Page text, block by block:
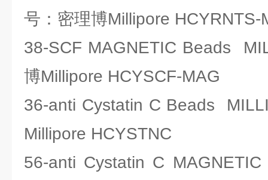
号：密理博Millipore HCYRNTS-
38-SCF MAGNETIC Beads
博Millipore HCYSCF-MAG
36-anti Cystatin C Beads
Millipore HCYSTNC
56-anti Cystatin C